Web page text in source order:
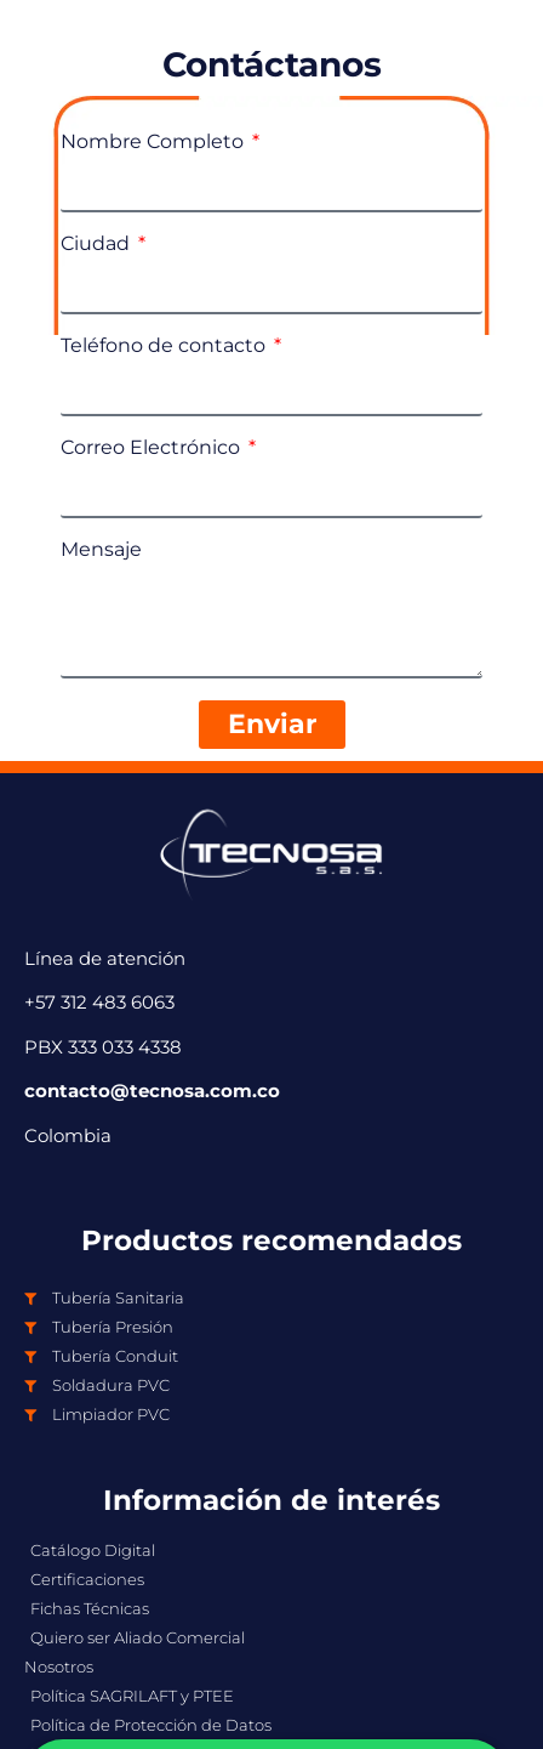
Contáctanos
Nombre Completo
Ciudad
Teléfono de contacto
Correo Electrónico
Mensaje
Enviar
Línea de atención
+57 312 483 6063
PBX 333 033 4338
contacto@tecnosa.com.co
Colombia
Productos recomendados
Tubería Sanitaria
Tubería Presión
Tubería Conduit
Soldadura PVC
Limpiador PVC
Información de interés
Catálogo Digital
Certificaciones
Fichas Técnicas
Quiero ser Aliado Comercial
Nosotros
Política SAGRILAFT y PTEE
Política de Protección de Datos